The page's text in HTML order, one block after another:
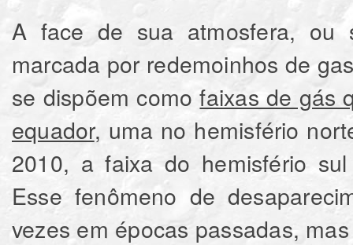
A face de sua atmosfera, ou
marcada por redemoinhos de
se dispõem comofaixas de gás
equador, uma no hemisfério
2010, a faixa do hemisfério
Esse fenômeno de
vezes em épocas passadas,